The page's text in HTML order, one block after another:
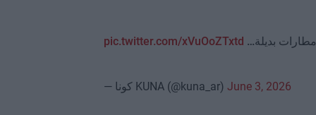
بديلة… pic.twitter.com/xVuOoZTxtd
— كونا KUNA (@kuna_ar) June 3, 2026